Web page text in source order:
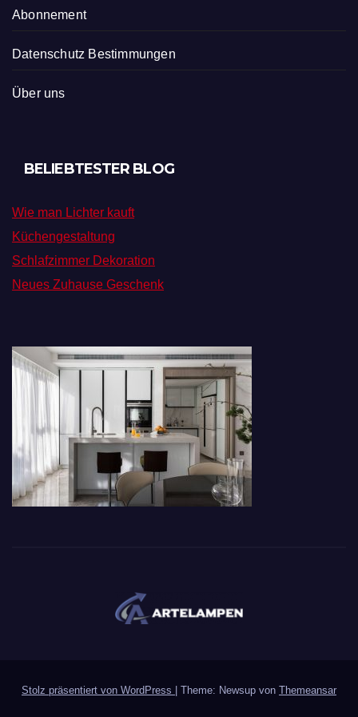
Abonnement
Datenschutz Bestimmungen
Über uns
BELIEBTESTER BLOG
Wie man Lichter kauft
Küchengestaltung
Schlafzimmer Dekoration
Neues Zuhause Geschenk
Stolz präsentiert von WordPress Theme: Newsup von Themeansar